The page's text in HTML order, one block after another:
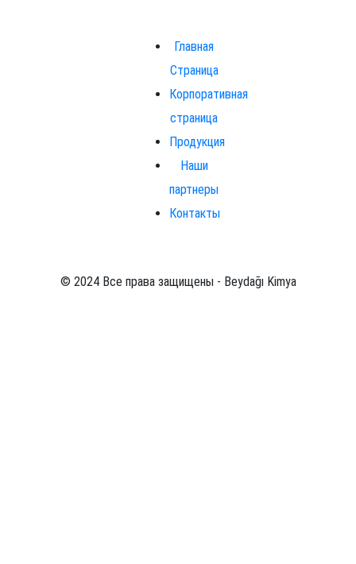
Главная
Страница
Корпоративная
страница
Продукция
Наши
партнеры
Контакты
© 2024 Все права защищены - Beydağı Kimya